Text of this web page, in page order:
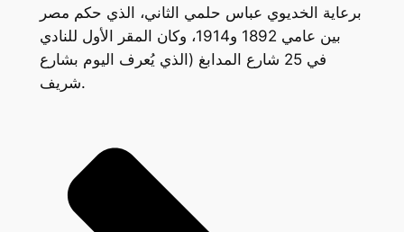
برعاية الخديوي عباس حلمي الثاني، الذي حكم مصر
بين عامي 1892 و1914، وكان المقر الأول للنادي
في 25 شارع المدابغ (الذي يُعرف اليوم بشارع
شريف.